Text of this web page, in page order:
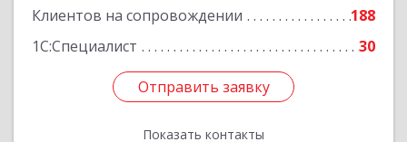
Клиентов на сопровождении
188
1С:Специалист
30
Отправить заявку
Показать контакты
Отправить заявку
Назад